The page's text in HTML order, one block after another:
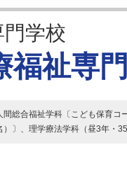
学校
福祉専
間総合福祉学科〔こども保育
）〕、理学療法学科（昼3年・